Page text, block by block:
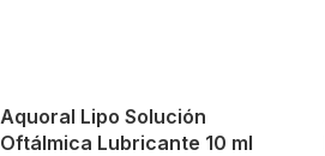
Aquoral Lipo Solución
Oftálmica Lubricante 10 ml